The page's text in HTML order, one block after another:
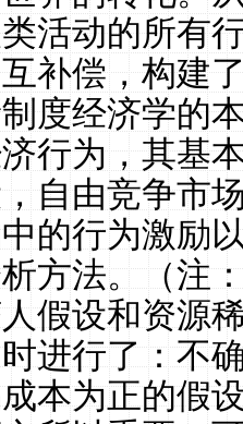
活动的所有
补偿，构建
度经济学的
行为，其基
自由竞争市
的行为激励
方法。（注
假设和资源
进行了：不
本为正的假